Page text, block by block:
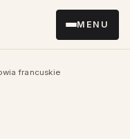
MENU
francuskie